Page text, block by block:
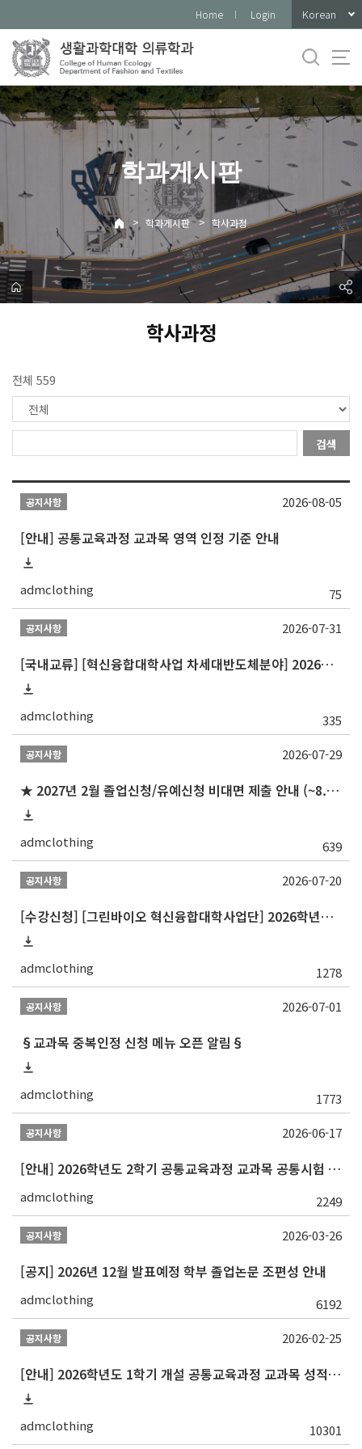
로
메
뉴
Home Login Korean
학과게시판
> 학과게시판 > 학사과정
학사과정
전체 559
검색
공지사항
[안내] 공통교육과정 교과목 영역 인정 기준 안내
admclothing 75
2026-08-05
공지사항
[국내교류] [혁신융합대학사업 차세대반도체분야] 2026학년도 숭실대학교 2학기 교류 수학
admclothing 335
2026-07-31
공지사항
★ 2027년 2월 졸업신청/유예신청 비대면 제출 안내 (~8.20 목)
admclothing 639
2026-07-29
공지사항
[수강신청] [그린바이오 혁신융합대학사업단] 2026학년도 2학기 개설 교과목 홍보
admclothing 1278
2026-07-20
공지사항
§교과목 중복인정 신청 메뉴 오픈 알림§
admclothing 1773
2026-07-01
공지사항
[안내] 2026학년도 2학기 공통교육과정 교과목 공통시험 일정 알림
admclothing 2249
2026-06-17
공지사항
[공지] 2026년 12월 발표예정 학부 졸업논문 조편성 안내
admclothing 6192
2026-03-26
공지사항
[안내] 2026학년도 1학기 개설 공통교육과정 교과목 성적평가방법 변경 안내
admclothing 10301
2026-02-25